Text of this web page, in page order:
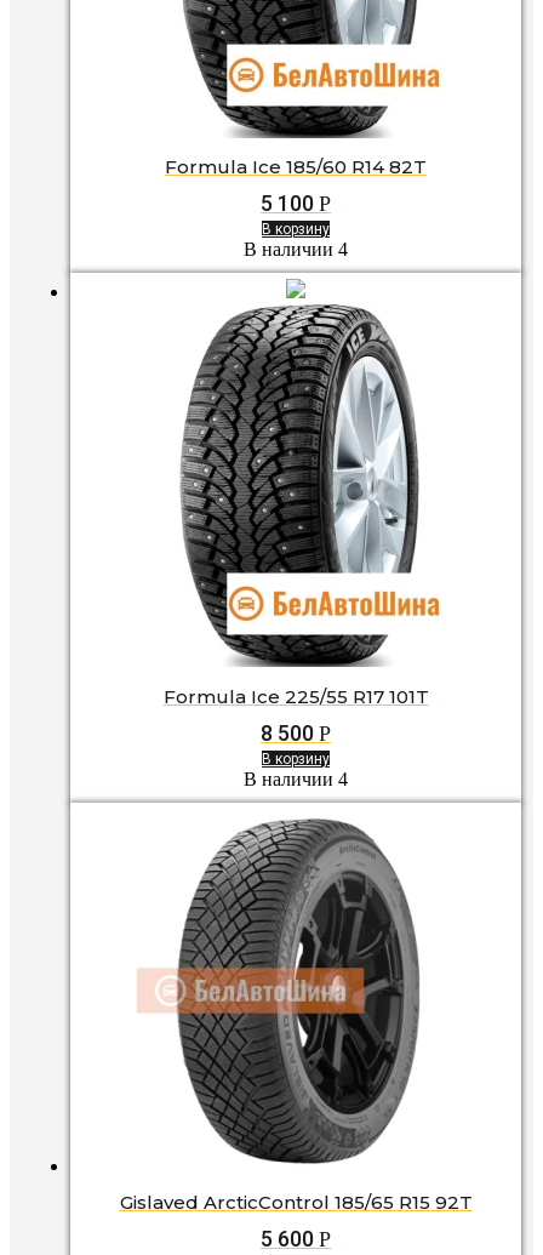
Formula Ice 185/60 R14 82T
5 100 Р
В корзину
В наличии 4
Formula Ice 225/55 R17 101T
8 500 Р
В корзину
В наличии 4
Gislaved ArcticControl 185/65 R15 92T
5 600 Р